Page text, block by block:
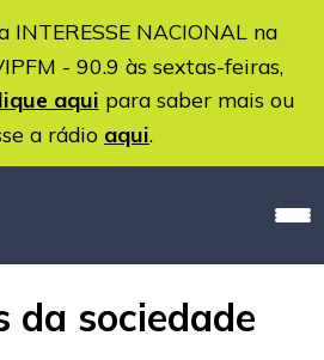
NACIONAL na
- 90.9 às sextas-feiras,
aqui para saber mais ou
a rádio aqui.
da sociedade